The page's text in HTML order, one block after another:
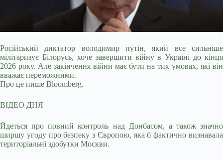
Російський диктатор володимир путін, який все сильніше
мілітаризує Білорусь, хоче завершити війну в Україні до кінця
2026 року. Але закінчення війни має бути на тихумовах, які він
вважає переможними.
Про це пише Bloomberg.
ВІДЕО ДНЯ
Йдеться про повний контроль над Донбасом, а також значно
ширшу угоду про безпеку з Європою, яка б фактично визнавала
територіальні здобутки Москви.